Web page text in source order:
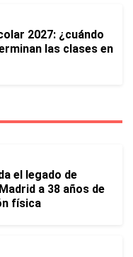
2027: ¿cuándo
las clases en
el legado de
a 38 años de
física